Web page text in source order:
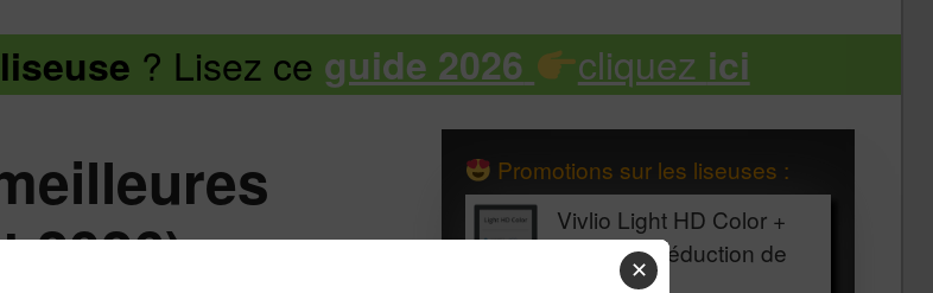
liseuse ? Lisez ce guide 2026 cliquez ici
2026)
Promotions sur les liseuses :
Vivlio Light HD Color +
HOUSSE réduction de
✕